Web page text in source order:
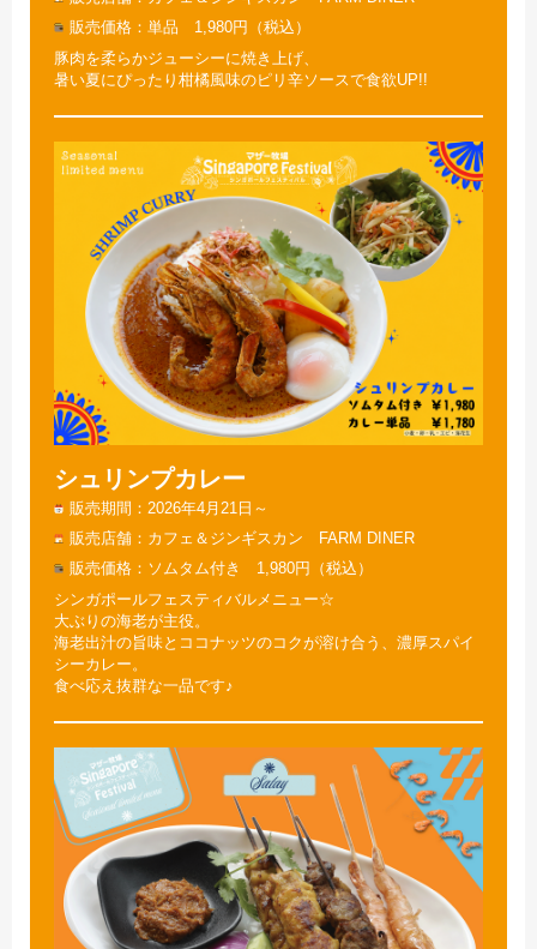
販売価格
単品 1,980円（税込）
豚肉を柔らかジューシーに焼き上げ、
暑い夏にぴったり柑橘風味のピリ辛ソースで食欲UP!!
シュリンプカレー
販売期間
2026年4月21日～
販売店舗
カフェ＆ジンギスカン FARM DINER
販売価格
ソムタム付き 1,980円（税込）
シンガポールフェスティバルメニュー☆
大ぶりの海老が主役。
海老出汁の旨味とココナッツのコクが溶け合う、濃厚スパイ
シーカレー。
食べ応え抜群な一品です♪